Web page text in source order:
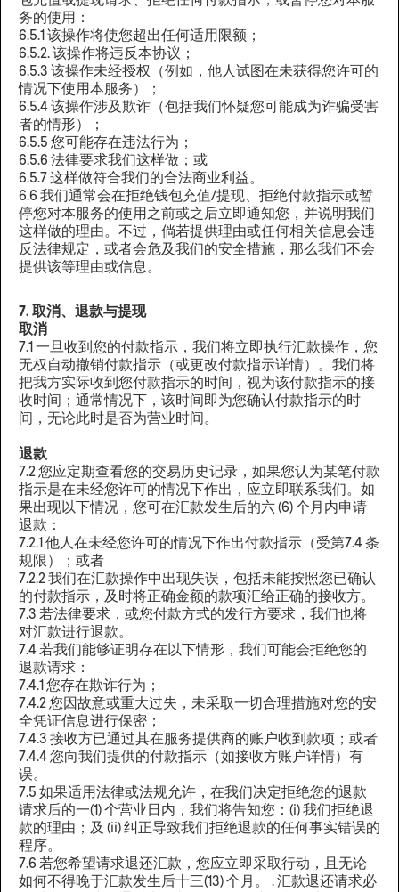
务的使用：
6.5.1 该操作将使您超出任何适用限额；
6.5.2. 该操作将违反本协议；
6.5.3 该操作未经授权（例如，他人试图在未获得您许可的
情况下使用本服务）；
6.5.4 该操作涉及欺诈（包括我们怀疑您可能成为诈骗受害
者的情形）；
6.5.5 您可能存在违法行为；
6.5.6 法律要求我们这样做；或
6.5.7 这样做符合我们的合法商业利益。
6.6 我们通常会在拒绝钱包充值/提现、拒绝付款指示或暂
停您对本服务的使用之前或之后立即通知您，并说明我们
这样做的理由。不过，倘若提供理由或任何相关信息会违
反法律规定，或者会危及我们的安全措施，那么我们不会
提供该等理由或信息。
7. 取消、退款与提现
取消
7.1 一旦收到您的付款指示，我们将立即执行汇款操作，您
无权自动撤销付款指示（或更改付款指示详情）。我们将
把我方实际收到您付款指示的时间，视为该付款指示的接
收时间；通常情况下，该时间即为您确认付款指示的时
间，无论此时是否为营业时间。
退款
7.2 您应定期查看您的交易历史记录，如果您认为某笔付款
指示是在未经您许可的情况下作出，应立即联系我们。如
果出现以下情况，您可在汇款发生后的六 (6) 个月内申请
退款：
7.2.1 他人在未经您许可的情况下作出付款指示（受第7.4 条
规限）；或者
7.2.2 我们在汇款操作中出现失误，包括未能按照您已确认
的付款指示，及时将正确金额的款项汇给正确的接收方。
7.3 若法律要求，或您付款方式的发行方要求，我们也将
对汇款进行退款。
7.4 若我们能够证明存在以下情形，我们可能会拒绝您的
退款请求：
7.4.1 您存在欺诈行为；
7.4.2 您因故意或重大过失，未采取一切合理措施对您的安
全凭证信息进行保密；
7.4.3 接收方已通过其在服务提供商的账户收到款项；或者
7.4.4 您向我们提供的付款指示（如接收方账户详情）有
误。
7.5 如果适用法律或法规允许，在我们决定拒绝您的退款
请求后的一(1) 个营业日内，我们将告知您：(i) 我们拒绝退
款的理由；及 (ii) 纠正导致我们拒绝退款的任何事实错误的
程序。
7.6 若您希望请求退还汇款，您应立即采取行动，且无论
如何不得晚于汇款发生后十三(13) 个月。 . 汇款退还请求必